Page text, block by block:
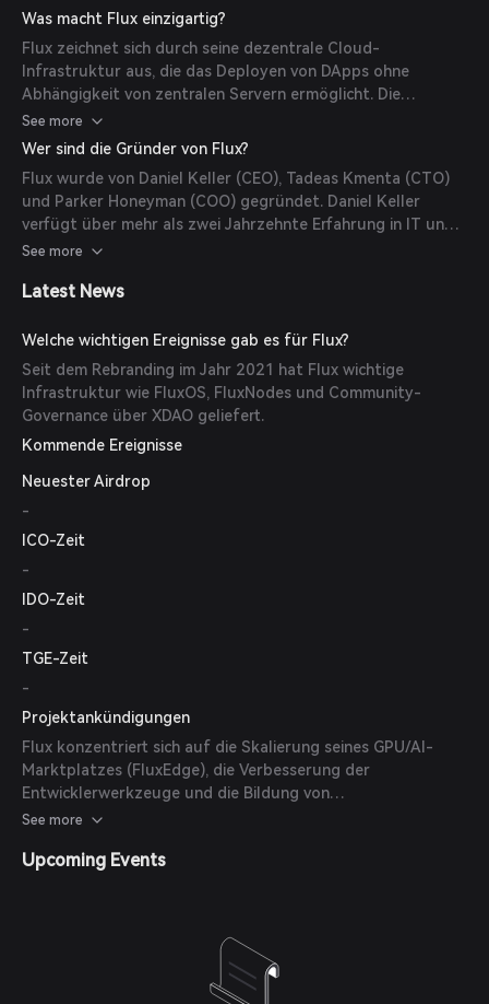
verwaltet die Bereitstellung und den Betrieb dieser
Anwendungen und sorgt für Skalierbarkeit und
Widerstandsfähigkeit. Die Flux-Blockchain nutzt einen
Proof-of-Work-Konsensmechanismus, der die
Netzwerksicherheit und Integrität gewährleistet.
Was macht Flux einzigartig?
Flux zeichnet sich durch seine dezentrale Cloud-
Infrastruktur aus, die das Deployen von DApps ohne
Abhängigkeit von zentralen Servern ermöglicht. Die
Interoperabilität mit mehreren Blockchains durch parallele
Assets erlaubt eine nahtlose Integration über verschiedene
einzigartiger hybrider Konsensmechanismus Elemente von
Proof-of-Work und Proof-of-Stake, um Sicherheit und
Effizienz zu verbessern.
See more
Wer sind die Gründer von Flux?
Flux wurde von Daniel Keller (CEO), Tadeas Kmenta (CTO)
und Parker Honeyman (COO) gegründet. Daniel Keller
verfügt über mehr als zwei Jahrzehnte Erfahrung in IT und
Softwareentwicklung. Tadeas Kmenta hat einen
Kryptografie. Parker Honeyman bringt umfangreiche
mit.
See more
Latest News
Welche wichtigen Ereignisse gab es für Flux?
Seit dem Rebranding im Jahr 2021 hat Flux wichtige
Infrastruktur wie FluxOS, FluxNodes und Community-
Governance über XDAO geliefert.
Kommende Ereignisse
Neuester Airdrop
-
ICO-Zeit
-
IDO-Zeit
-
TGE-Zeit
-
Projektankündigungen
Flux konzentriert sich auf die Skalierung seines GPU/AI-
Marktplatzes (FluxEdge), die Verbesserung der
Entwicklerwerkzeuge und die Bildung von
Unternehmenspartnerschaften.
See more
Upcoming Events